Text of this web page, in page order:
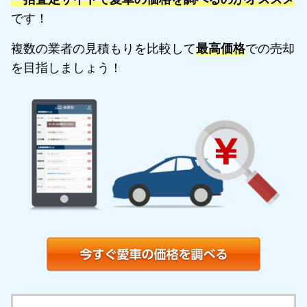
です！
複数の業者の見積もりを比較して最高価格での売却
を目指しましょう！